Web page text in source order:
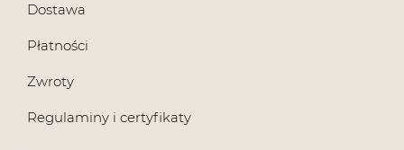
Dostawa
Płatności
Zwroty
Regulaminy i certyfikaty